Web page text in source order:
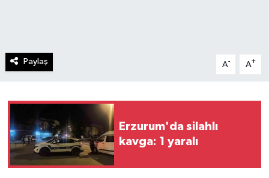
Paylaş A- A+
Erzurum'da silahlı
kavga: 1 yaralı